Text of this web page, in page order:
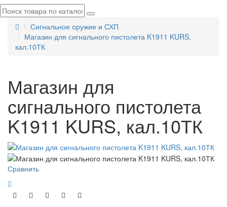
Сигнальное оружие и СХП
Магазин для сигнального пистолета K1911 KURS,
кал.10ТК
Магазин для
сигнального пистолета
K1911 KURS, кал.10ТК
Сравнить